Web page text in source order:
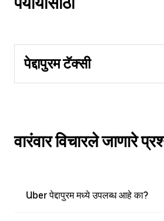
पेद्दापुरम टॅक्सी
वारंवार विचारले जाणारे
Uber पेद्दापुरम मध्ये उपलब्ध आहे का?